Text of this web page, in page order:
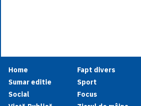
Home
Sumar editie
Social
Fapt divers
Sport
Focus